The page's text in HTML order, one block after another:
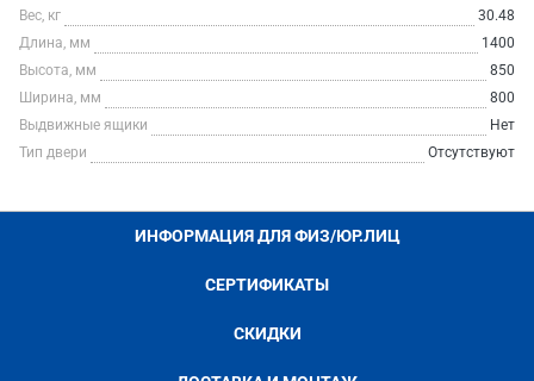
Вес, кг
30.48
Длина, мм
1400
Высота, мм
850
Ширина, мм
800
Выдвижные ящики
Нет
Тип двери
Отсутствуют
ИНФОРМАЦИЯ ДЛЯ ФИЗ/ЮР.ЛИЦ
СЕРТИФИКАТЫ
СКИДКИ